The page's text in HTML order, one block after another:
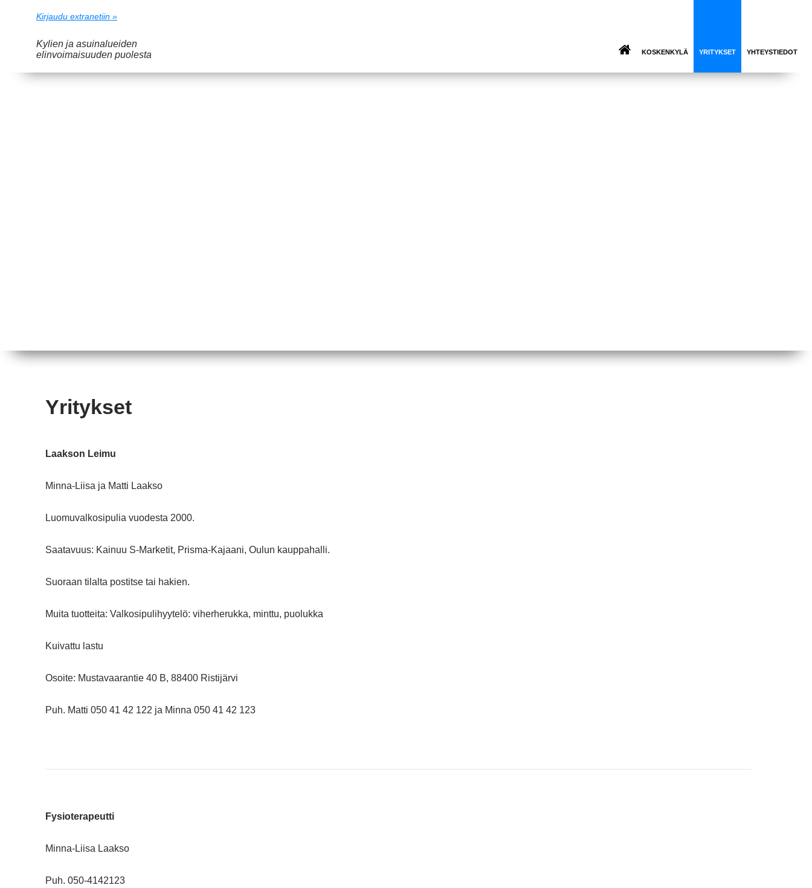
Kirjaudu extranetiin »
Kylien ja asuinalueiden
elinvoimaisuuden puolesta
KOSKENKYLÄ YRITYKSET YHTEYSTIEDOT
Yritykset
Laakson Leimu
Minna-Liisa ja Matti Laakso
Luomuvalkosipulia vuodesta 2000.
Saatavuus: Kainuu S-Marketit, Prisma-Kajaani, Oulun kauppahalli.
Suoraan tilalta postitse tai hakien.
Muita tuotteita: Valkosipulihyytelö: viherherukka, minttu, puolukka
Kuivattu lastu
Osoite: Mustavaarantie 40 B, 88400 Ristijärvi
Puh. Matti 050 41 42 122 ja Minna 050 41 42 123
Fysioterapeutti
Minna-Liisa Laakso
Puh. 050-4142123